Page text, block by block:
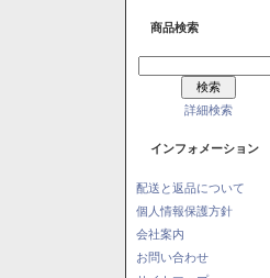
商品検索
詳細検索
インフォメーション
配送と返品について
個人情報保護方針
会社案内
お問い合わせ